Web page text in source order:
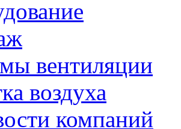
вентиляции
воздуха
компаний